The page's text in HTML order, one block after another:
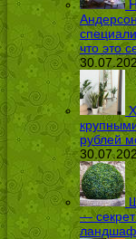
что это
рублей
— секрет